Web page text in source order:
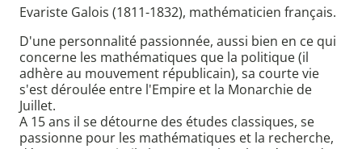
Evariste Galois (1811-1832), mathématicien français.
D'une personnalité passionnée, aussi bien en ce qui
concerne les mathématiques que la politique (il
adhère au mouvement républicain), sa courte vie
s'est déroulée entre l'Empire et la Monarchie de
Juillet.
A 15 ans il se détourne des études classiques, se
passionne pour les mathématiques et la recherche,